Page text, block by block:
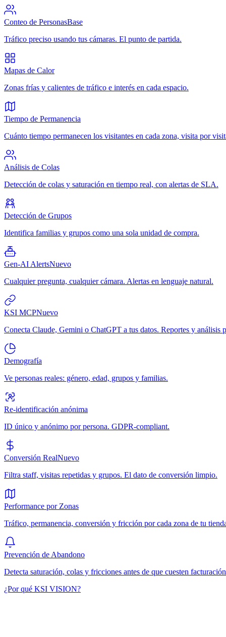
Conteo de PersonasBase
Tráfico preciso usando tus cámaras. El punto de partida.
Mapas de Calor
Zonas frías y calientes de tráfico e interés en cada espacio.
Tiempo de Permanencia
Cuánto tiempo permanecen los visitantes en cada zona, visita por
Análisis de Colas
Detección de colas y saturación en tiempo real, con alertas de SLA.
Detección de Grupos
Identifica familias y grupos como una sola unidad de compra.
Gen-AI AlertsNuevo
Cualquier pregunta, cualquier cámara. Alertas en lenguaje natural.
KSI MCPNuevo
Conecta Claude, Gemini o ChatGPT a tus datos. Reportes y análisis
Demografía
Ve personas reales: género, edad, grupos y familias.
Re-identificación anónima
ID único y anónimo por persona. GDPR-compliant.
Conversión RealNuevo
Filtra staff, visitas repetidas y grupos. El dato de conversión limpio.
Performance por Zonas
Tráfico, permanencia, conversión y fricción por cada zona de tu
Prevención de Abandono
Detecta saturación, colas y fricciones antes de que cuesten
¿Por qué KSI VISION?